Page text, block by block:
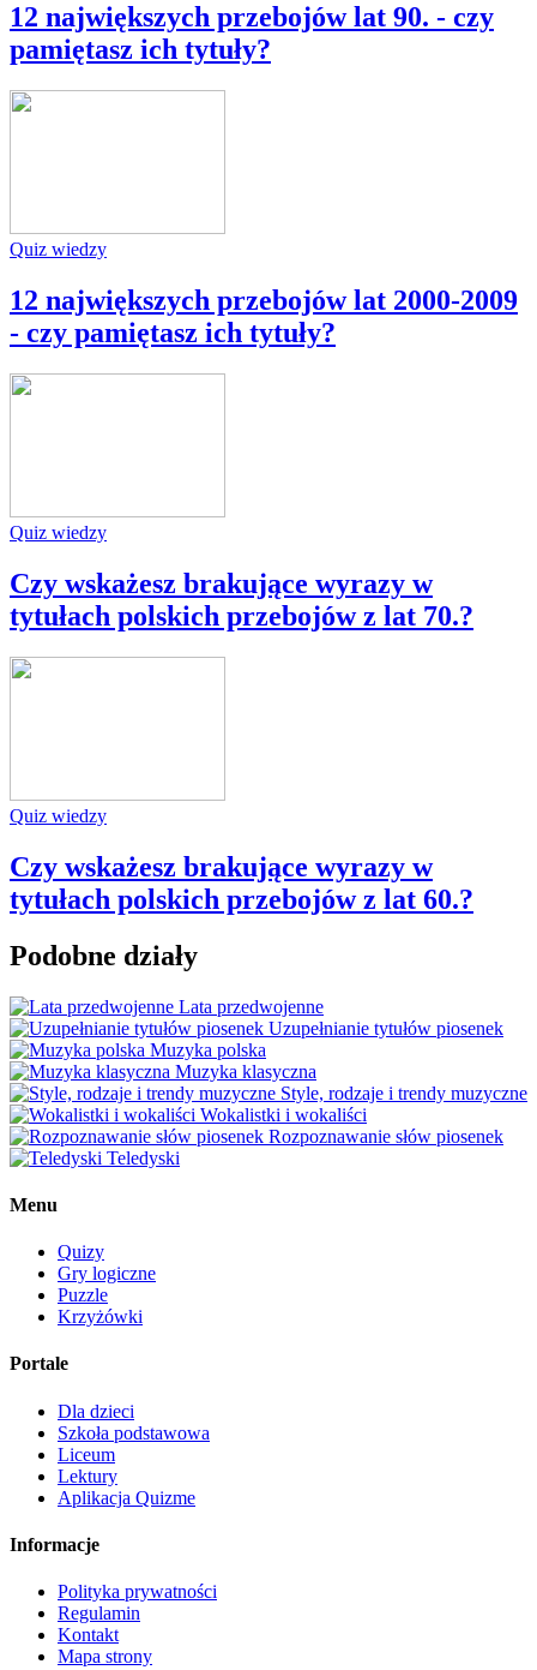
12 największych przebojów lat 90. - czy
pamiętasz ich tytuły?
Quiz wiedzy
12 największych przebojów lat 2000-2009
- czy pamiętasz ich tytuły?
Quiz wiedzy
Czy wskażesz brakujące wyrazy w
tytułach polskich przebojów z lat 70.?
Quiz wiedzy
Czy wskażesz brakujące wyrazy w
tytułach polskich przebojów z lat 60.?
Podobne działy
Lata przedwojenne
Uzupełnianie tytułów piosenek
Muzyka polska
Muzyka klasyczna
Style, rodzaje i trendy muzyczne
Wokalistki i wokaliści
Rozpoznawanie słów piosenek
Teledyski
Menu
Quizy
Gry logiczne
Puzzle
Krzyżówki
Portale
Dla dzieci
Szkoła podstawowa
Liceum
Lektury
Aplikacja Quizme
Informacje
Polityka prywatności
Regulamin
Kontakt
Mapa strony